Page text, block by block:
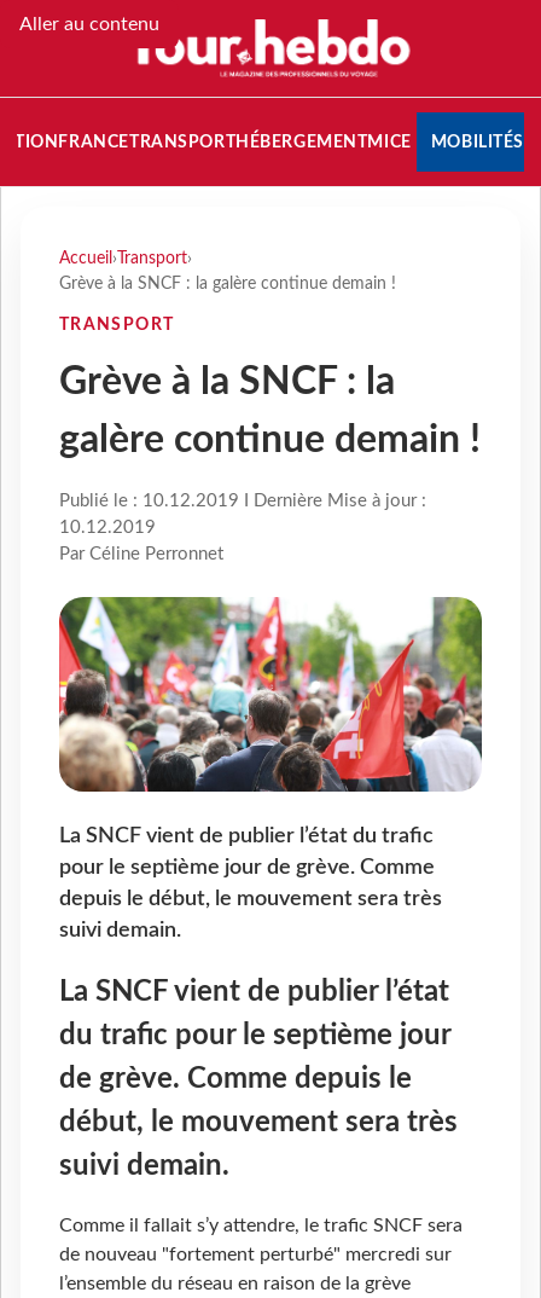
Aller au contenu
FRANCETRANSPORT HÉBERGEMENTMICE MOBILITÉS
Accueil › Transport›
Grève à la SNCF : la galère continue demain !
TRANSPORT
Grève à la SNCF : la
galère continue demain !
Publié le : 10.12.2019 I Dernière Mise à jour :
10.12.2019
Par Céline Perronnet
La SNCF vient de publier l’état du trafic
pour le septième jour de grève. Comme
depuis le début, le mouvement sera très
suivi demain.
La SNCF vient de publier l’état
du trafic pour le septième jour
de grève. Comme depuis le
début, le mouvement sera très
suivi demain.
Comme il fallait s’y attendre, le trafic SNCF sera
de nouveau "fortement perturbé" mercredi sur
l’ensemble du réseau en raison de la grève